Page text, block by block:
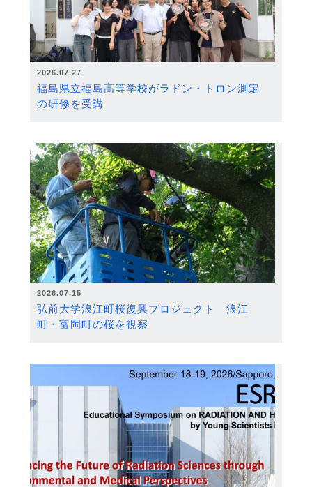
2026.07.27
福島県立福島高等学校がラドン・トロン測定
の研修を受講
2026.07.15
弘前大学浪江町桜復興プロジェクト 浪江
町・富岡町の桜を視察